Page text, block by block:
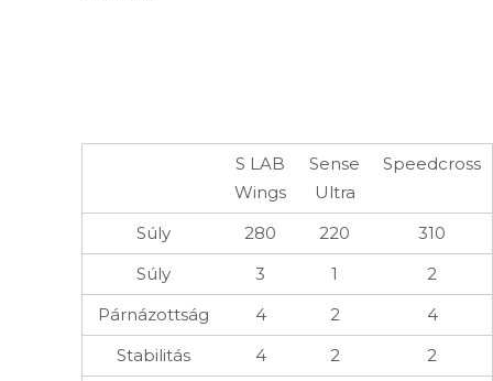
S LAB
Wings
Sense
Ultra
Speedcross
Súly 280 220
310
Súly
3 1
2
Párnázottság
4 2
4
Stabilitás
4 2
2